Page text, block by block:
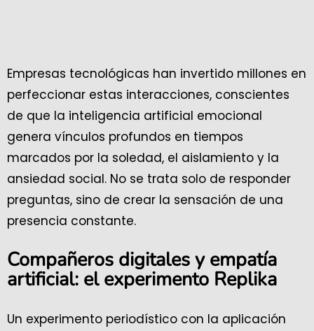
Empresas tecnológicas han invertido millones en
perfeccionar estas interacciones, conscientes
de que la inteligencia artificial emocional
genera vínculos profundos en tiempos
marcados por la soledad, el aislamiento y la
ansiedad social. No se trata solo de responder
preguntas, sino de crear la sensación de una
presencia constante.
Compañeros digitales y empatía
artificial: el experimento Replika
Un experimento periodístico con la aplicación